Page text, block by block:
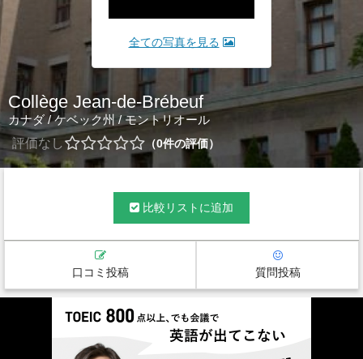
全ての写真を見る
Collège Jean-de-Brébeuf
カナダ/ケベック州/モントリオール
評価なし
0件の評価
比較リストに追加
口コミ投稿 質問投稿